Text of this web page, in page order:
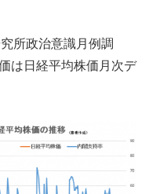
所政治意識月例調
は日経平均株価月次デ